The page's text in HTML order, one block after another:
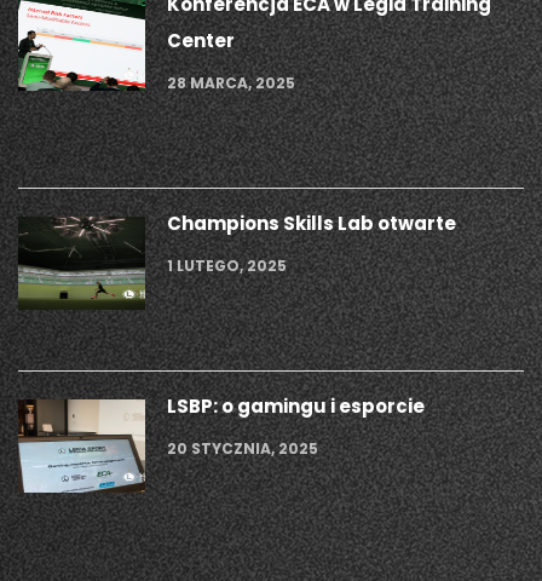
Center
28 MARCA, 2025
Champions Skills Lab otwarte
1 LUTEGO, 2025
LSBP: o gamingu i esporcie
20 STYCZNIA, 2025